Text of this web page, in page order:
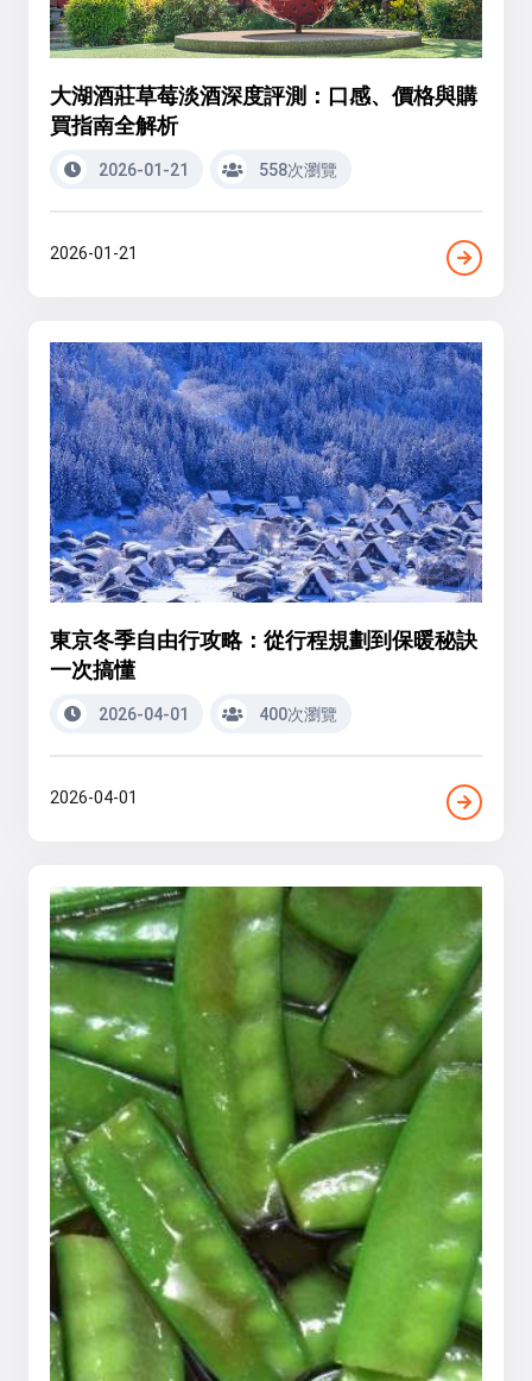
大湖酒莊草莓淡酒深度評測：口感、價格與購
買指南全解析
2026-01-21 558次瀏覽
2026-01-21
東京冬季自由行攻略：從行程規劃到保暖秘訣
一次搞懂
2026-04-01 400次瀏覽
2026-04-01